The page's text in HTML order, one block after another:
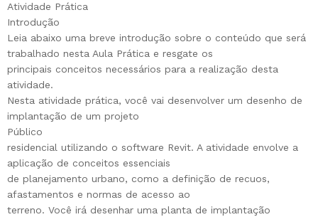
Atividade Prática
Introdução
Leia abaixo uma breve introdução sobre o conteúdo que será
trabalhado nesta Aula Prática e resgate os
principais conceitos necessários para a realização desta
atividade.
Nesta atividade prática, você vai desenvolver um desenho de
implantação de um projeto
Público
residencial utilizando o software Revit. A atividade envolve a
aplicação de conceitos essenciais
de planejamento urbano, como a definição de recuos,
afastamentos e normas de acesso ao
terreno. Você irá desenhar uma planta de implantação